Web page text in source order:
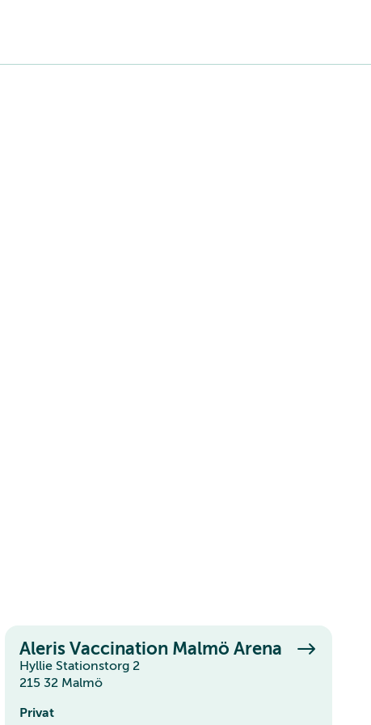
Aleris Vaccination Malmö Arena
Hyllie Stationstorg 2
215 32 Malmö
Privat